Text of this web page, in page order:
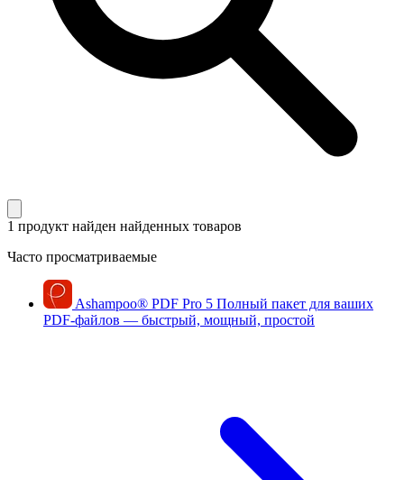
1 продукт найден найденных товаров
Часто просматриваемые
Ashampoo® PDF Pro 5 Полный пакет для ваших
PDF-файлов — быстрый, мощный, простой